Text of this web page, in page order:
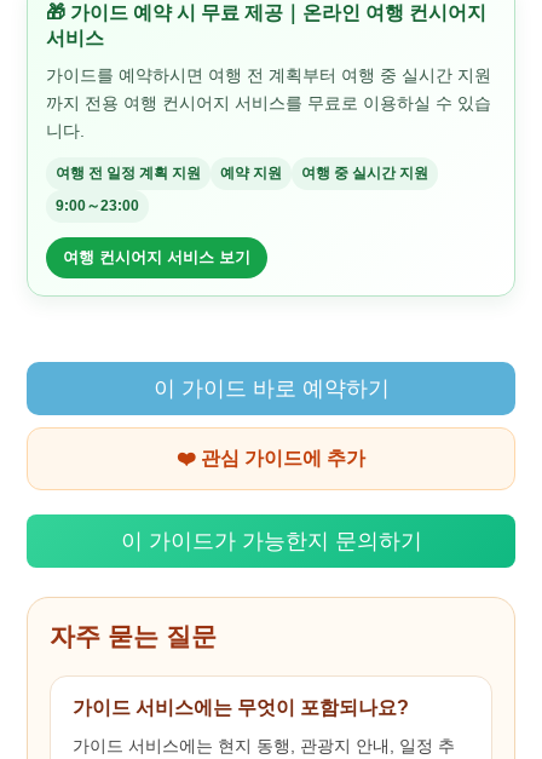
🎁 가이드 예약 시 무료 제공｜온라인 여행 컨시어지
서비스
가이드를 예약하시면 여행 전 계획부터 여행 중 실시간 지원
까지 전용 여행 컨시어지 서비스를 무료로 이용하실 수 있습
니다.
여행 전 일정 계획 지원 예약 지원
여행 중 실시간 지원
9:00～23:00
여행 컨시어지 서비스 보기
이 가이드 바로 예약하기
❤️ 관심 가이드에 추가
이 가이드가 가능한지 문의하기
자주 묻는 질문
가이드 서비스에는 무엇이 포함되나요?
가이드 서비스에는 현지 동행, 관광지 안내, 일정 추